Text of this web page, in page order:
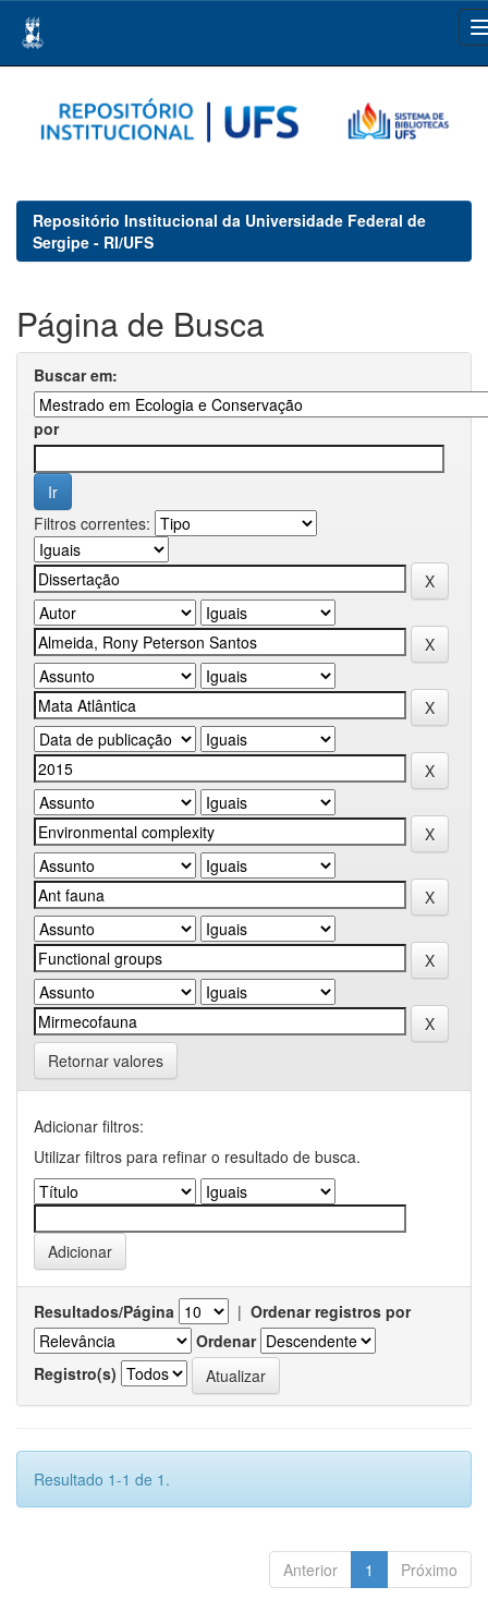
navigation
Repositório Institucional da Universidade Federal de
Sergipe - RI/UFS
Página de Busca
Buscar em:
por
Filtros correntes:
Retornar valores
Adicionar filtros:
Utilizar filtros para refinar o resultado de busca.
Resultados/Página | Ordenar registros por
Ordenar
Registro(s)
Resultado 1-1 de 1.
Anterior 1 Próximo